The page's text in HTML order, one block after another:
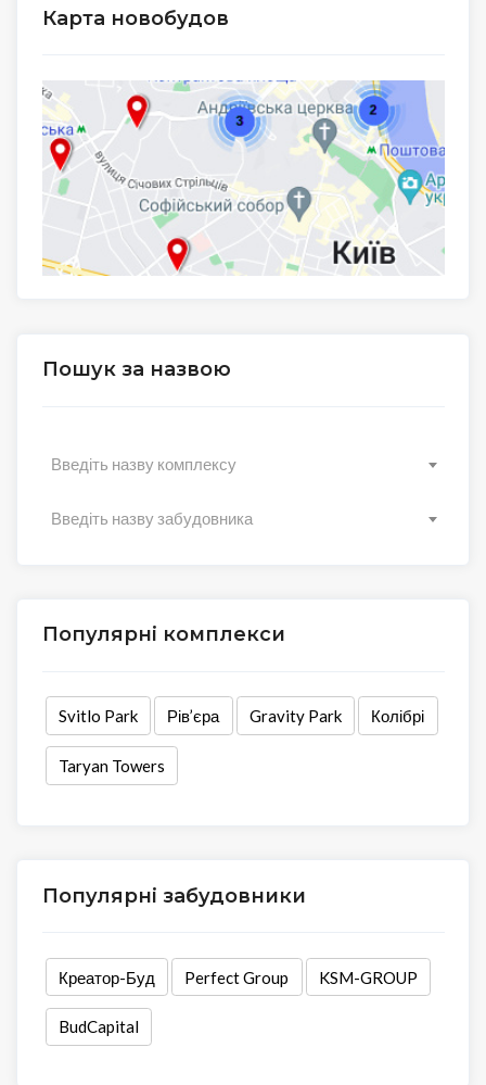
Карта новобудов
Пошук за назвою
Введіть назву комплексу
Введіть назву забудовника
Популярні комплекси
Svitlo Park Рів’єра Gravity Park Колібрі
Taryan Towers
Популярні забудовники
Креатор-Буд Perfect Group KSM-GROUP
BudCapital